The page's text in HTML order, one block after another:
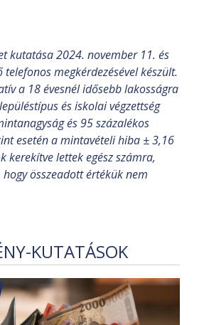
kutatása 2024. november 11. és
megkérdezésével készült.
a 18 évesnél idősebb lakosságra
és iskolai végzettség
és 95 százalékos
esetén a mintavételi hiba ± 3,16
kerekítve lettek egész számra,
összeadott értékük nem
KUTATÁSOK